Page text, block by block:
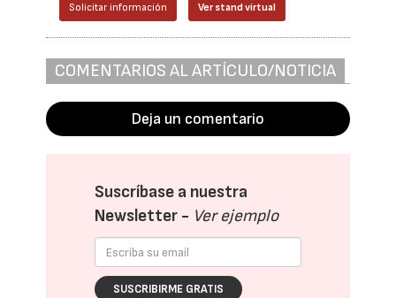
Solicitar información Ver stand virtual
COMENTARIOS AL ARTÍCULO/NOTICIA
Deja un comentario
Suscríbase a nuestra
Newsletter - Ver ejemplo
SUSCRIBIRME GRATIS